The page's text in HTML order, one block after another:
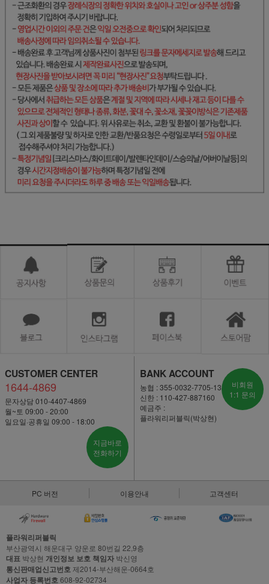
CUSTOMER CENTER
1644-4869
문자상담 010-4407-4869
월~토 09:00 - 20:00
일요일·공휴일 09:00 - 18:00
지금바로
전화하기
BANK ACCOUNT
농협 : 355-0032-7705-13
신한 : 110-427-887160
예금주 :
플라워리퍼블릭(박상현)
비회원
1:1 문의
PC 버전 이용안내 고객센터
플라워리퍼블릭
부산광역시 해운대구 양운로 80번길 22,9층
대표 박상현 개인정보 보호 책임자 박신영
통신판매업신고번호 제2014-부산해운-0664호
사업자 등록번호 608-92-02734